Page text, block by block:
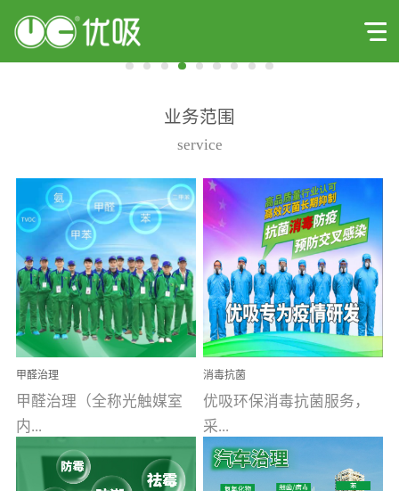
业务范围
service
甲醛治理
甲醛治理（全称光触媒室
内...
消毒抗菌
优吸环保消毒抗菌服务，
采...